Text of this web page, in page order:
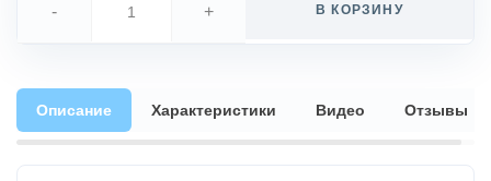
- + В КОРЗИНУ
Описание Характеристики Видео Отзывы